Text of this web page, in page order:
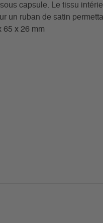
capsule. Le tissu
ruban de satin
65 x 26 mm